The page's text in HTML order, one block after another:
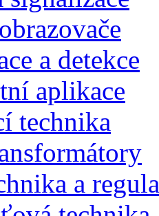
a detekce
aplikace
technika
a